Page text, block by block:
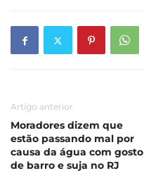
Artigo anterior
Moradores dizem que
estão passando mal por
causa da água com gosto
de barro e suja no RJ